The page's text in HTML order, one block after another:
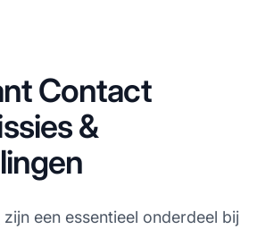
Contact
&
zijn een essentieel onderdeel bij